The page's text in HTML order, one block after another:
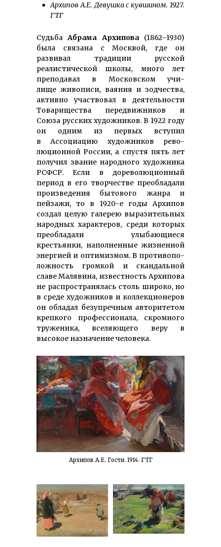
Архипов А.Е. Девушка с кувшином. 1927.
ГТГ
СудьбаАбрама Архипова(1862–1930)
была связана с Москвой, где он
развивал традиции русской
реалистической школы, много лет
преподавал в Московском учи­
лище живописи, ваяния и зод­чества,
активно участвовал в деятельности
Товарищества пере­д­виж­ников и
Союза русских художников. В 1922 году
он одним из первых вступил
в Ассоциацию худож­­ников рево­
люционной России, а спустя пять лет
получил звание народного художника
РСФСР. Если в доре­­волюционный
период в его творчестве преобладали
произ­­веде­ния бытового жанра и
пейзажи, то в 1920-е годы Архипов
создал целую галерею выра­зительных
народных харак­те­ров, среди которых
пре­об­ла­да­ли улы­баю­щиеся
крестьянки, напол­нен­ные жизненной
энергией и оптимизмом. В проти­вопо­
лож­ность громкой и скан­дальной
славе Малявина, известность Архипова
не рас­прост­раня­лась столь широко, но
в среде художников и кол­­лек­ционе­ров
он обладал безу­преч­ным авто­ритетом
крепкого профес­сионала, скром­ного
труженика, вселяющего веру в
высокое назначение человека.
Архипов А.Е. Гости. 1914. ГТГ